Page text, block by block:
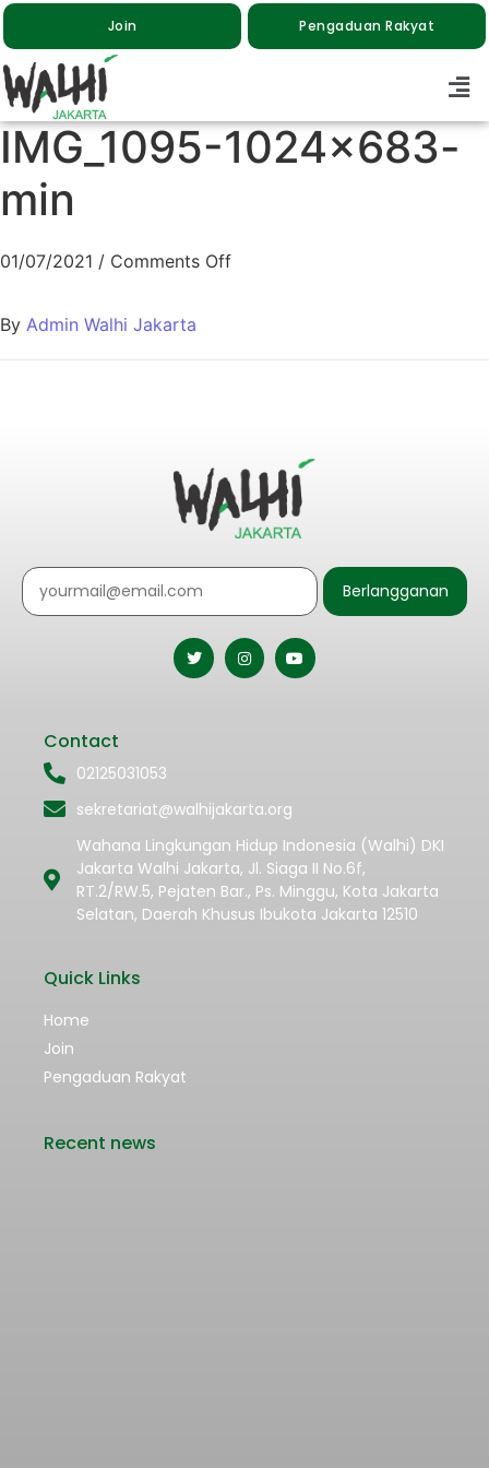
Join Pengaduan Rakyat
IMG_1095-1024×683-
min
01/07/2021 / Comments Off
By Admin Walhi Jakarta
Berlangganan
Contact
02125031053
sekretariat@walhijakarta.org
Wahana Lingkungan Hidup Indonesia (Walhi) DKI
Jakarta Walhi Jakarta, Jl. Siaga II No.6f,
RT.2/RW.5, Pejaten Bar., Ps. Minggu, Kota Jakarta
Selatan, Daerah Khusus Ibukota Jakarta 12510
Quick Links
Home
Join
Pengaduan Rakyat
Recent news